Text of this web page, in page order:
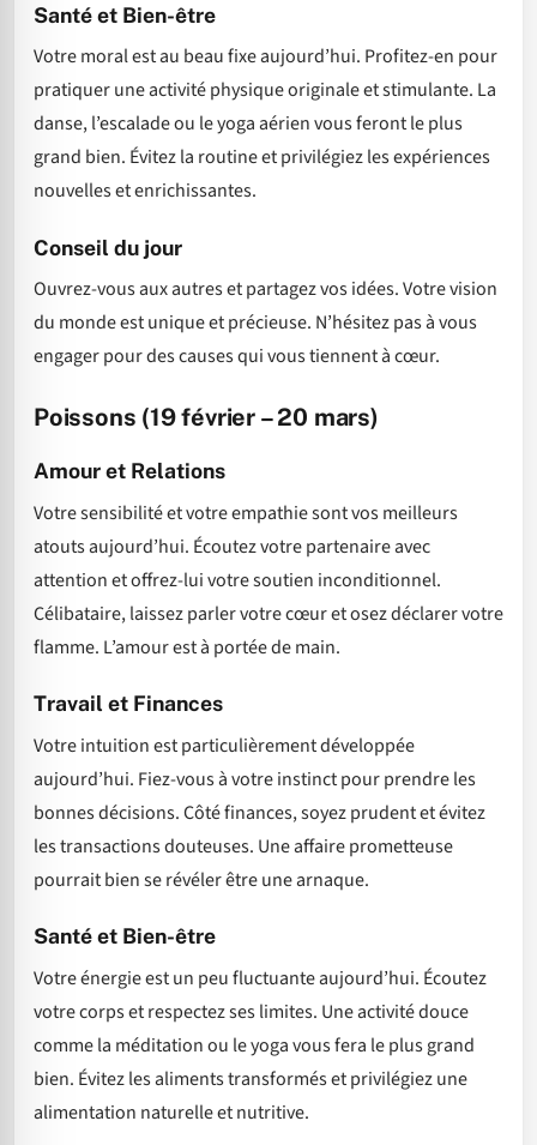
Santé et Bien-être
Votre moral est au beau fixe aujourd’hui. Profitez-en pour
pratiquer une activité physique originale et stimulante. La
danse, l’escalade ou le yoga aérien vous feront le plus
grand bien. Évitez la routine et privilégiez les expériences
nouvelles et enrichissantes.
Conseil du jour
Ouvrez-vous aux autres et partagez vos idées. Votre vision
du monde est unique et précieuse. N’hésitez pas à vous
engager pour des causes qui vous tiennent à cœur.
Poissons (19 février – 20 mars)
Amour et Relations
Votre sensibilité et votre empathie sont vos meilleurs
atouts aujourd’hui. Écoutez votre partenaire avec
attention et offrez-lui votre soutien inconditionnel.
Célibataire, laissez parler votre cœur et osez déclarer votre
flamme. L’amour est à portée de main.
Travail et Finances
Votre intuition est particulièrement développée
aujourd’hui. Fiez-vous à votre instinct pour prendre les
bonnes décisions. Côté finances, soyez prudent et évitez
les transactions douteuses. Une affaire prometteuse
pourrait bien se révéler être une arnaque.
Santé et Bien-être
Votre énergie est un peu fluctuante aujourd’hui. Écoutez
votre corps et respectez ses limites. Une activité douce
comme la méditation ou le yoga vous fera le plus grand
bien. Évitez les aliments transformés et privilégiez une
alimentation naturelle et nutritive.